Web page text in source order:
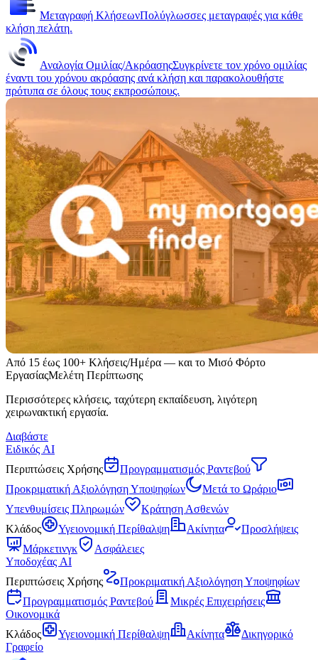
Μεταγραφή ΚλήσεωνΠολύγλωσσες μεταγραφές για κάθε
κλήση πελάτη.
Αναλογία Ομιλίας/ΑκρόασηςΣυγκρίνετε τον χρόνο ομιλίας
έναντι του χρόνου ακρόασης ανά κλήση και παρακολουθήστε
πρότυπα σε όλους τους εκπροσώπους.
Από 15 έως 100+ Κλήσεις/Ημέρα — και το Μισό Φόρτο
ΕργασίαςΜελέτη Περίπτωσης
Περισσότερες κλήσεις, ταχύτερη εκπαίδευση, λιγότερη
χειρωνακτική εργασία.
Διαβάστε
Ειδικός AI
Περιπτώσεις Χρήσης
Προγραμματισμός Ραντεβού
Προκριματική Αξιολόγηση Υποψηφίων
Μετά το Ωράριο
Υπενθυμίσεις Πληρωμών
Κράτηση Ασθενών
Κλάδος
Υγειονομική Περίθαλψη Ακίνητα
Προσλήψεις
Μάρκετινγκ
Ασφάλειες
Υποδοχέας AI
Περιπτώσεις Χρήσης
Προκριματική Αξιολόγηση Υποψηφίων
Προγραμματισμός Ραντεβού
Μικρές Επιχειρήσεις
Οικονομικά
Κλάδος
Υγειονομική Περίθαλψη Ακίνητα
Δικηγορικό
Γραφείο